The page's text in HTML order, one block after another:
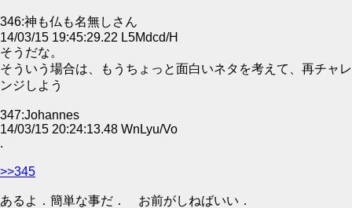
346:神も仏も名無しさん
14/03/15 19:45:29.22 L5Mdcd/H
そうだな。
そういう場合は、もうちょっと面白いネタを考えて、再チャレ
ンジしよう
347:Johannes
14/03/15 20:24:13.48 WnLyu/Vo
.
>>345
あるよ．簡単な事だ． お前がしねばいい．